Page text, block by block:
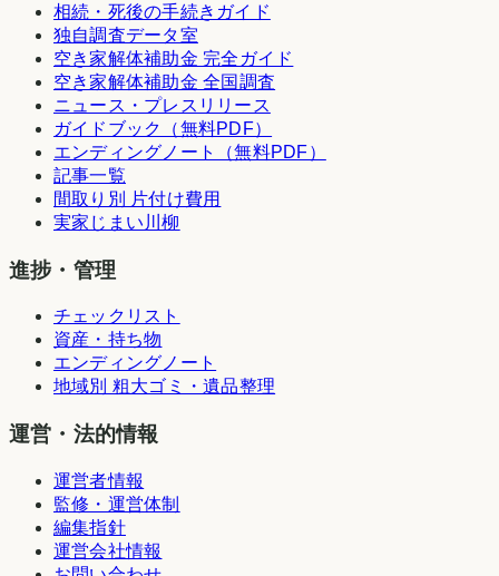
相続・死後の手続きガイド
独自調査データ室
空き家解体補助金 完全ガイド
空き家解体補助金 全国調査
ニュース・プレスリリース
ガイドブック（無料PDF）
エンディングノート（無料PDF）
記事一覧
間取り別 片付け費用
実家じまい川柳
進捗・管理
チェックリスト
資産・持ち物
エンディングノート
地域別 粗大ゴミ・遺品整理
運営・法的情報
運営者情報
監修・運営体制
編集指針
運営会社情報